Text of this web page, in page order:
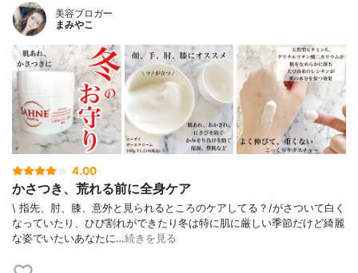
美容ブロガー
まみやこ
4.00
かさつき、荒れる前に全身ケア
\ 指先、肘、膝、意外と見られるところのケアしてる？/⁡⁡がさついて白く
なっていたり、ひび割れができたり冬は特に肌に厳しい季節⁡だけど綺麗
な姿でいたいあなたに⁡…続きを見る